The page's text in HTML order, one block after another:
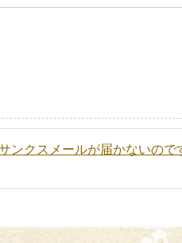
ンクスメールが届かないので